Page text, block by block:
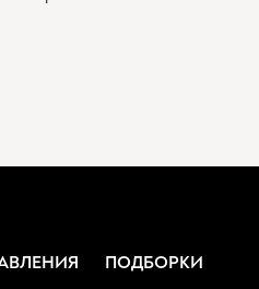
ПОДБОРКИ